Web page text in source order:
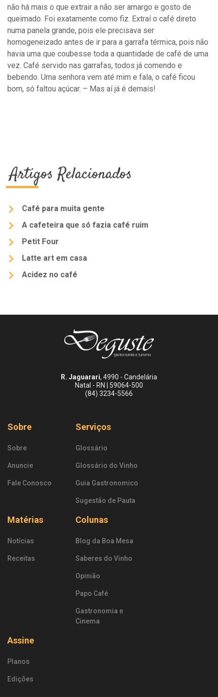
não há mais o que extrair a não ser amargo e gosto de
queimado. Foi exatamente como fiz. Extraí o café direto
numa panela grande, pois ele precisava ser
homogeneizado antes de ir para a garrafa térmica, pois não
havia uma que coubesse toda a quantidade de café de uma
vez. Café servido nas garrafas, todos já comendo e
bebendo. Uma senhora vem até mim e fala, o café ficou
bom, só faltou açúcar. – Mas aí já é demais!
Artigos Relacionados
Café para muita gente
A cafeteira que só fazia café ruim
Petit Four
Latte art em casa
Acidez no café
R. Jaguarari, 4990 - Candelária
Natal - RN | 59064-500
(84) 3234-5566
Sobre
Sobre
Anuncie
Fale Conosco
Serviços
Glossário
Glossário do Vinho
Guia Gastronomico
Sugestão de Pauta
Matérias
Notícias
Receitas
Colunas
Blog da Boa Mesa
Saberes do Vinho
Opinião
Papo Café
Gastronomia e
Cinema
Assine
Planos
Edições